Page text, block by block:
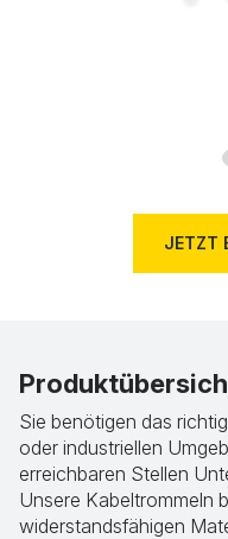
JETZT
Sie benötigen das
oder industriellen
erreichbaren Stellen
Unsere Kabeltrommeln
widerstandsfähigen